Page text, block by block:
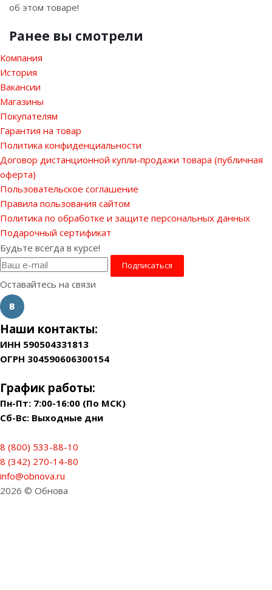
об этом товаре!
Ранее вы смотрели
Компания
История
Вакансии
Магазины
Покупателям
Гарантия на товар
Политика конфиденциальности
Договор дистанционной купли-продажи товара (публичная
оферта)
Пользовательское соглашение
Правила пользования сайтом
Политика по обработке и защите персональных данных
Подарочный сертификат
Будьте всегда в курсе!
Оставайтесь на связи
Наши контакты:
ИНН 590504331813
ОГРН 304590606300154
График работы:
Пн-Пт: 7:00-16:00 (По МСК)
Сб-Вс: Выходные дни
8 (800) 533-88-10
8 (342) 270-14-80
info@obnova.ru
2026 © Обнова